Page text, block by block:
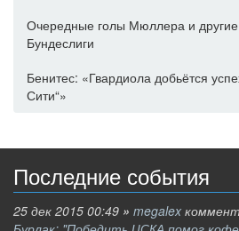
Очередные голы Мюллера и другие
Бундеслиги
Бенитес: «Гвардиола добьётся
Сити“»
Последние события
25 дек 2015 00:49 » megalex